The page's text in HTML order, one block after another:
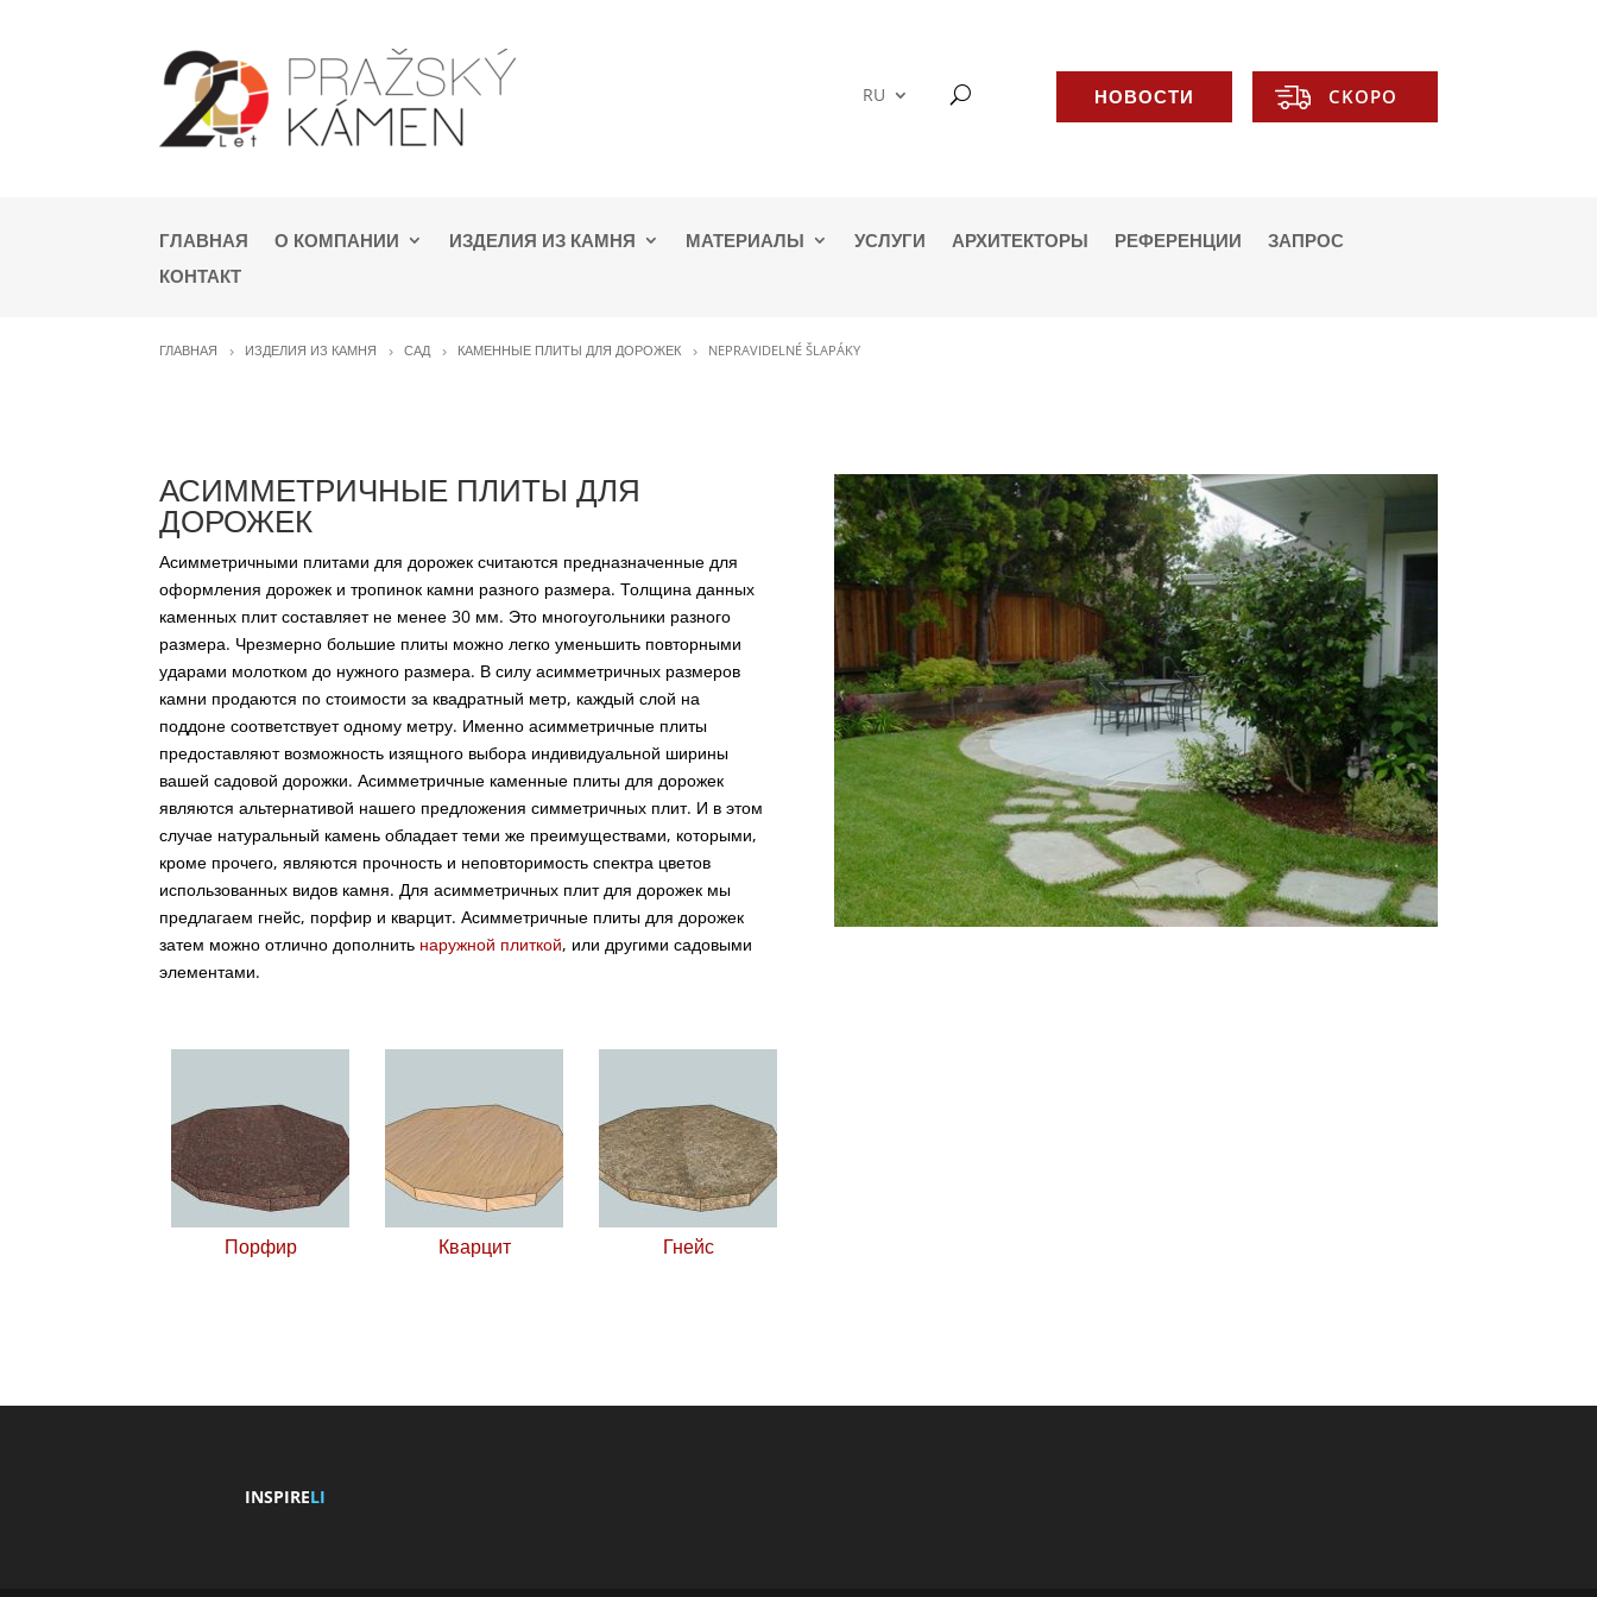
RU НОВОСТИ CKOPO
ГЛАВНАЯ О КОМПАНИИ ИЗДЕЛИЯ ИЗ КАМНЯ МАТЕРИАЛЫ УСЛУГИ АРХИТЕКТОРЫ РЕФЕРЕНЦИИ
ЗАПРОС
КОНТАКТ
ГЛАВНАЯ ИЗДЕЛИЯ ИЗ КАМНЯ САД КАМЕННЫЕ ПЛИТЫ ДЛЯ ДОРОЖЕК NEPRAVIDELNÉ ŠLAPÁKY
АСИММЕТРИЧНЫЕ ПЛИТЫ ДЛЯ
ДОРОЖЕК
Асимметричными плитами для дорожек считаются предназначенные для
оформления дорожек и тропинок камни разного размера. Толщина данных
каменных плит составляет не менее 30 мм. Это многоугольники разного
размера. Чрезмерно большие плиты можно легко уменьшить повторными
ударами молотком до нужного размера. В силу асимметричных размеров
камни продаются по стоимости за квадратный метр, каждый слой на
поддоне соответствует одному метру. Именно асимметричные плиты
предоставляют возможность изящного выбора индивидуальной ширины
вашей садовой дорожки. Асимметричные каменные плиты для дорожек
являются альтернативой нашего предложения симметричных плит. И в этом
случае натуральный камень обладает теми же преимуществами, которыми,
кроме прочего, являются прочность и неповторимость спектра цветов
использованных видов камня. Для асимметричных плит для дорожек мы
предлагаем гнейс, порфир и кварцит. Асимметричные плиты для дорожек
затем можно отлично дополнить наружной плиткой, или другими садовыми
элементами.
Порфир Кварцит Гнейс
INSPIRELI